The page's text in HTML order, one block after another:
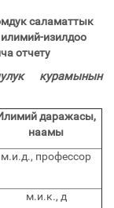
саламаттык
изилдоо
отчету
курамынын
даражасы,
наамы
м.и.д., профессор
м.и.к., д